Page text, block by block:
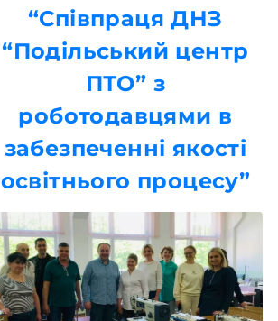
“Співпраця ДНЗ
“Подільський центр
ПТО” з
роботодавцями в
забезпеченні якості
освітнього процесу”